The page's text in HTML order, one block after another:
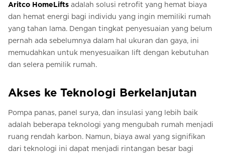
Aritco HomeLifts adalah solusi retrofit yang hemat biaya
dan hemat energi bagi individu yang ingin memiliki rumah
yang tahan lama. Dengan tingkat penyesuaian yang belum
pernah ada sebelumnya dalam hal ukuran dan gaya, ini
memudahkan untuk menyesuaikan lift dengan kebutuhan
dan selera pemilik rumah.
Akses ke Teknologi Berkelanjutan
Pompa panas, panel surya, dan insulasi yang lebih baik
adalah beberapa teknologi yang mengubah rumah menjadi
ruang rendah karbon. Namun, biaya awal yang signifikan
dari teknologi ini dapat menjadi rintangan besar bagi